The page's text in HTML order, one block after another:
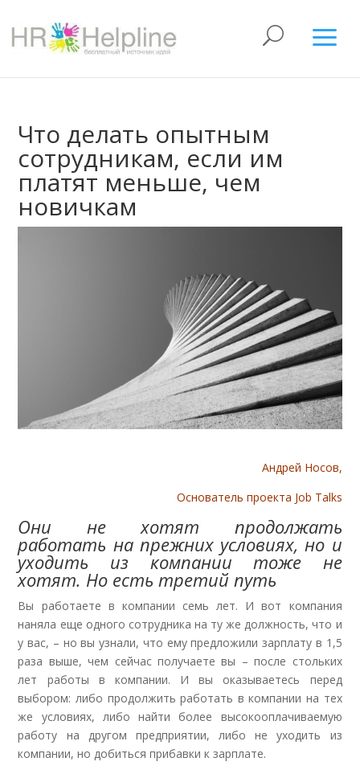
Что делать опытным
сотрудникам, если им
платят меньше, чем
новичкам
Андрей Носов,
Основатель проекта Job Talks
Они не хотят продолжать
работать на прежних условиях, но и
уходить из компании тоже не
хотят. Но есть третий путь
Вы работаете в компании семь лет. И вот компания
наняла еще одного сотрудника на ту же должность, что и
у вас, – но вы узнали, что ему предложили зарплату в 1,5
раза выше, чем сейчас получаете вы – после стольких
лет работы в компании. И вы оказываетесь перед
выбором: либо продолжить работать в компании на тех
же условиях, либо найти более высокооплачиваемую
работу на другом предприятии, либо не уходить из
компании, но добиться прибавки к зарплате.